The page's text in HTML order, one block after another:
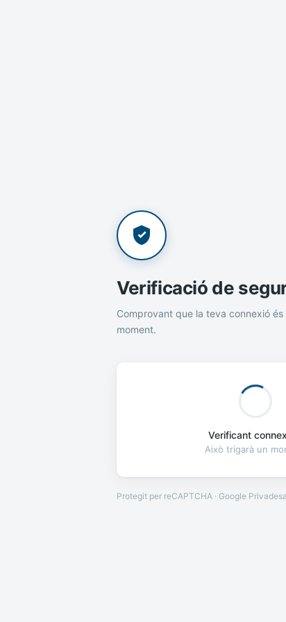
Verificació de
Comprovant que la teva connexió és
moment.
Verificant
Això trigarà un
Protegit per reCAPTCHA · Google Privadesa